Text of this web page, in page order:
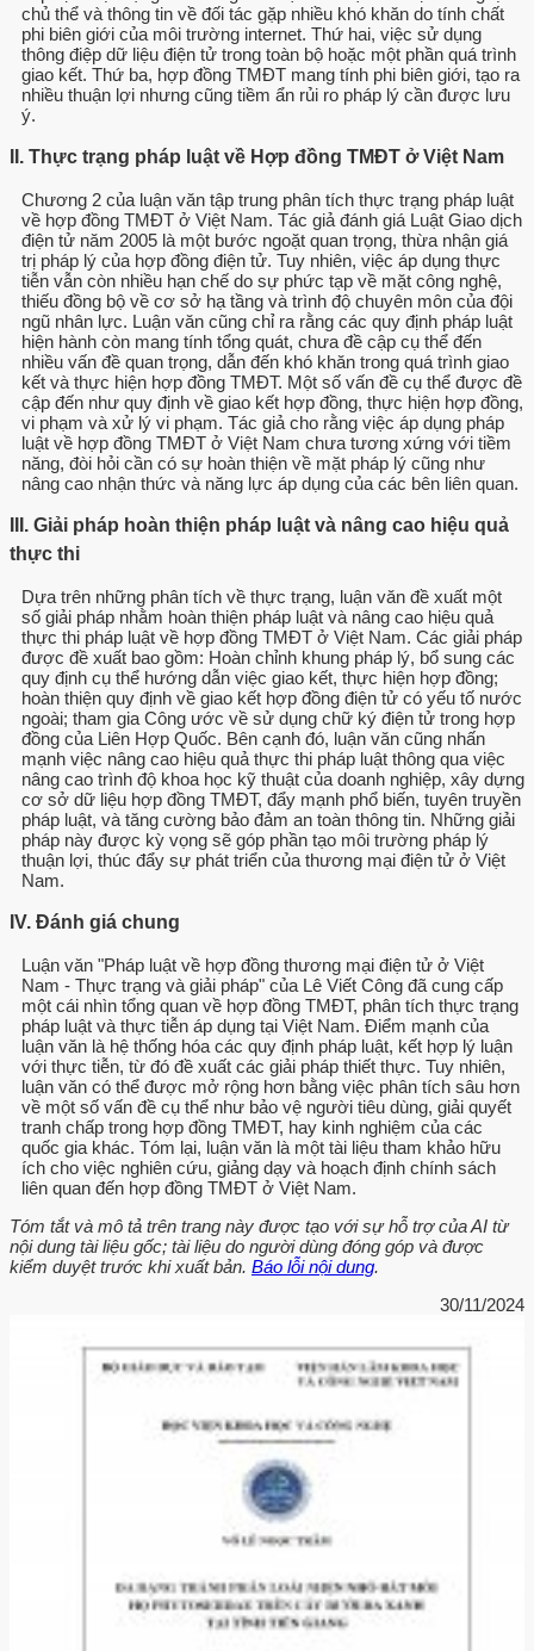
chủ thể và thông tin về đối tác gặp nhiều khó khăn do tính chất
phi biên giới của môi trường internet. Thứ hai, việc sử dụng
thông điệp dữ liệu điện tử trong toàn bộ hoặc một phần quá trình
giao kết. Thứ ba, hợp đồng TMĐT mang tính phi biên giới, tạo ra
nhiều thuận lợi nhưng cũng tiềm ẩn rủi ro pháp lý cần được lưu
ý.
II. Thực trạng pháp luật về Hợp đồng TMĐT ở Việt Nam
Chương 2 của luận văn tập trung phân tích thực trạng pháp luật
về hợp đồng TMĐT ở Việt Nam. Tác giả đánh giá Luật Giao dịch
điện tử năm 2005 là một bước ngoặt quan trọng, thừa nhận giá
trị pháp lý của hợp đồng điện tử. Tuy nhiên, việc áp dụng thực
tiễn vẫn còn nhiều hạn chế do sự phức tạp về mặt công nghệ,
thiếu đồng bộ về cơ sở hạ tầng và trình độ chuyên môn của đội
ngũ nhân lực. Luận văn cũng chỉ ra rằng các quy định pháp luật
hiện hành còn mang tính tổng quát, chưa đề cập cụ thể đến
nhiều vấn đề quan trọng, dẫn đến khó khăn trong quá trình giao
kết và thực hiện hợp đồng TMĐT. Một số vấn đề cụ thể được đề
cập đến như quy định về giao kết hợp đồng, thực hiện hợp đồng,
vi phạm và xử lý vi phạm. Tác giả cho rằng việc áp dụng pháp
luật về hợp đồng TMĐT ở Việt Nam chưa tương xứng với tiềm
năng, đòi hỏi cần có sự hoàn thiện về mặt pháp lý cũng như
nâng cao nhận thức và năng lực áp dụng của các bên liên quan.
III. Giải pháp hoàn thiện pháp luật và nâng cao hiệu quả
thực thi
Dựa trên những phân tích về thực trạng, luận văn đề xuất một
số giải pháp nhằm hoàn thiện pháp luật và nâng cao hiệu quả
thực thi pháp luật về hợp đồng TMĐT ở Việt Nam. Các giải pháp
được đề xuất bao gồm: Hoàn chỉnh khung pháp lý, bổ sung các
quy định cụ thể hướng dẫn việc giao kết, thực hiện hợp đồng;
hoàn thiện quy định về giao kết hợp đồng điện tử có yếu tố nước
ngoài; tham gia Công ước về sử dụng chữ ký điện tử trong hợp
đồng của Liên Hợp Quốc. Bên cạnh đó, luận văn cũng nhấn
mạnh việc nâng cao hiệu quả thực thi pháp luật thông qua việc
nâng cao trình độ khoa học kỹ thuật của doanh nghiệp, xây dựng
cơ sở dữ liệu hợp đồng TMĐT, đẩy mạnh phổ biến, tuyên truyền
pháp luật, và tăng cường bảo đảm an toàn thông tin. Những giải
pháp này được kỳ vọng sẽ góp phần tạo môi trường pháp lý
thuận lợi, thúc đẩy sự phát triển của thương mại điện tử ở Việt
Nam.
IV. Đánh giá chung
Luận văn "Pháp luật về hợp đồng thương mại điện tử ở Việt
Nam - Thực trạng và giải pháp" của Lê Viết Công đã cung cấp
một cái nhìn tổng quan về hợp đồng TMĐT, phân tích thực trạng
pháp luật và thực tiễn áp dụng tại Việt Nam. Điểm mạnh của
luận văn là hệ thống hóa các quy định pháp luật, kết hợp lý luận
với thực tiễn, từ đó đề xuất các giải pháp thiết thực. Tuy nhiên,
luận văn có thể được mở rộng hơn bằng việc phân tích sâu hơn
về một số vấn đề cụ thể như bảo vệ người tiêu dùng, giải quyết
tranh chấp trong hợp đồng TMĐT, hay kinh nghiệm của các
quốc gia khác. Tóm lại, luận văn là một tài liệu tham khảo hữu
ích cho việc nghiên cứu, giảng dạy và hoạch định chính sách
liên quan đến hợp đồng TMĐT ở Việt Nam.
Tóm tắt và mô tả trên trang này được tạo với sự hỗ trợ của AI từ
nội dung tài liệu gốc; tài liệu do người dùng đóng góp và được
kiểm duyệt trước khi xuất bản. Báo lỗi nội dung.
30/11/2024